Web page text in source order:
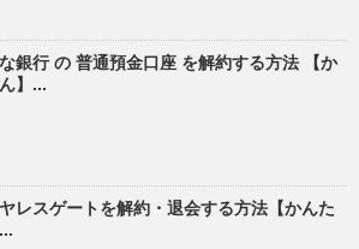
銀行 の 普通預金口座 を解約する方法 【か
】...
レスゲートを解約・退会する方法【かんた